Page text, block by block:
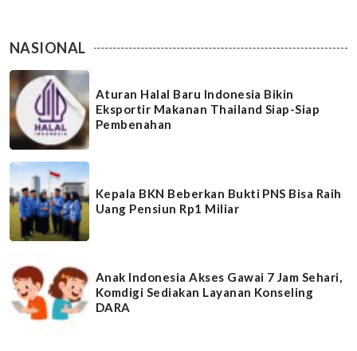
NASIONAL
Aturan Halal Baru Indonesia Bikin
Eksportir Makanan Thailand Siap-Siap
Pembenahan
Kepala BKN Beberkan Bukti PNS Bisa Raih
Uang Pensiun Rp1 Miliar
Anak Indonesia Akses Gawai 7 Jam Sehari,
Komdigi Sediakan Layanan Konseling
DARA